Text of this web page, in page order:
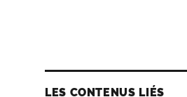
LES CONTENUS LIÉS